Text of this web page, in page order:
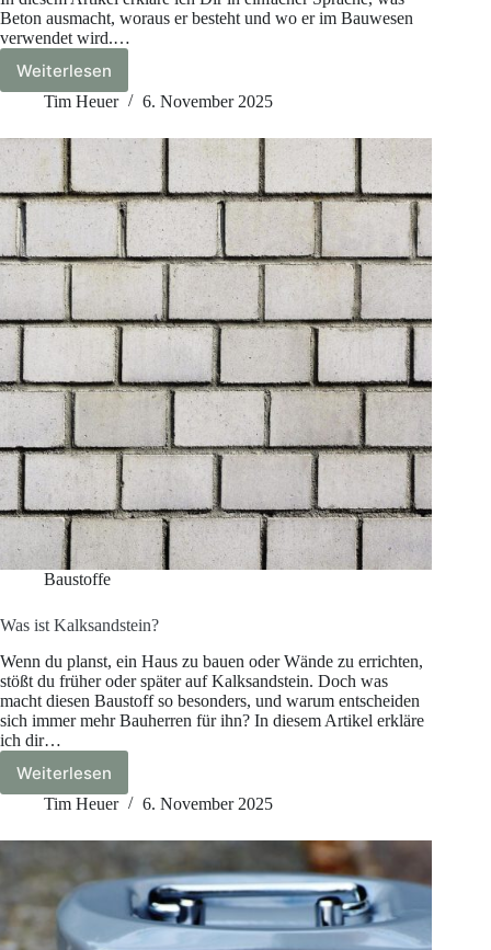
Beton ausmacht, woraus er besteht und wo er im Bauwesen
verwendet wird.…
Weiterlesen
Was
ist
–
Definition,
Eigenschaften
und
Anwendung
Tim Heuer 6. November 2025
Baustoffe
Was ist Kalksandstein?
Wenn du planst, ein Haus zu bauen oder Wände zu errichten,
stößt du früher oder später auf Kalksandstein. Doch was
macht diesen Baustoff so besonders, und warum entscheiden
sich immer mehr Bauherren für ihn? In diesem Artikel erkläre
ich dir…
Weiterlesen
Was
ist
Tim Heuer 6. November 2025